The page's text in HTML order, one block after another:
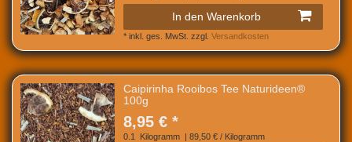
In den Warenkorb
* inkl. ges. MwSt. zzgl. Versandkosten
Caipirinha Rooibos Tee Naturideen®
100g
8,95 € *
0.1 Kilogramm | 89,50 € / Kilogramm